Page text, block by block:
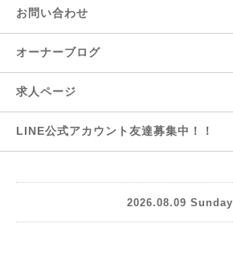
お問い合わせ
オーナーブログ
求人ページ
LINE公式アカウント友達募集中！！
2026.08.09 Sunday